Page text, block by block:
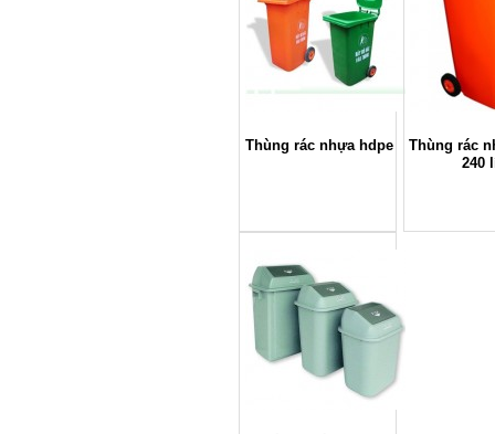
Thùng rác nhựa hdpe
Thùng rác
240